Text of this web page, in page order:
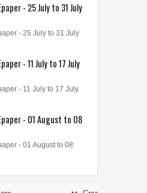
के द्वारा 11
- 25 July to 31 July
- 25 July to 31 July
- 11 July to 17 July
- 11 July to 17 July
- 01 August to 08
- 01 August to 08